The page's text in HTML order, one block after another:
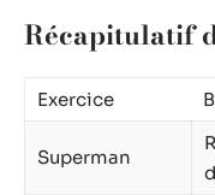
Récapitulatif
Exercice
Superman